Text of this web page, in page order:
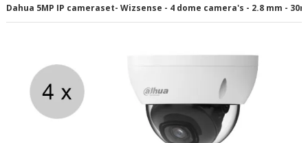
Dahua 5MP IP cameraset- Wizsense - 4 dome camera's - 2.8 mm -